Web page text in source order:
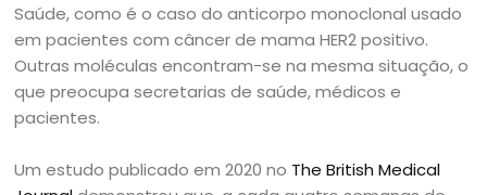
Saúde, como é o caso do anticorpo monoclonal usado
em pacientes com câncer de mama HER2 positivo.
Outras moléculas encontram-se na mesma situação, o
que preocupa secretarias de saúde, médicos e
pacientes.
Um estudo publicado em 2020 no The British Medical